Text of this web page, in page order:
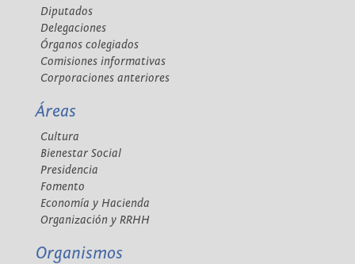
Diputados
Delegaciones
Órganos colegiados
Comisiones informativas
Corporaciones anteriores
Áreas
Cultura
Bienestar Social
Presidencia
Fomento
Economía y Hacienda
Organización y RRHH
Organismos